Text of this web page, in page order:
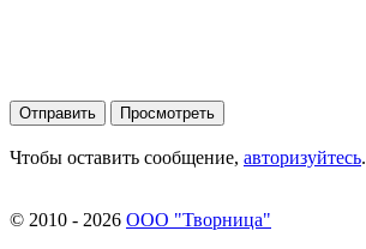
Чтобы оставить сообщение, авторизуйтесь.
© 2010 - 2026 ООО "Творница"